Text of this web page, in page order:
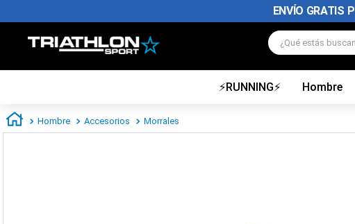
ENVÍO GRATIS
¿Qué estás
⚡RUNNING⚡ Hombre
Hombre Accesorios Morrales
TÉRMINOS MÁS BUSCADOS
2.
zapatillas nike